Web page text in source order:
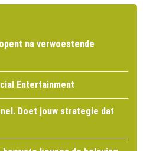
na verwoestende
Entertainment
Doet jouw strategie dat